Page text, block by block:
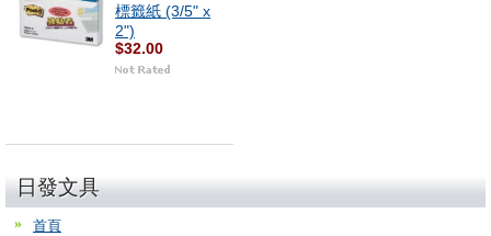
標籤紙 (3/5" x
2")
$32.00
日發文具
首頁